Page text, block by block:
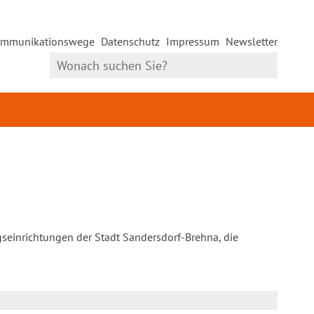
Datenschutz Impressum Newsletter
der Stadt Sandersdorf-Brehna, die